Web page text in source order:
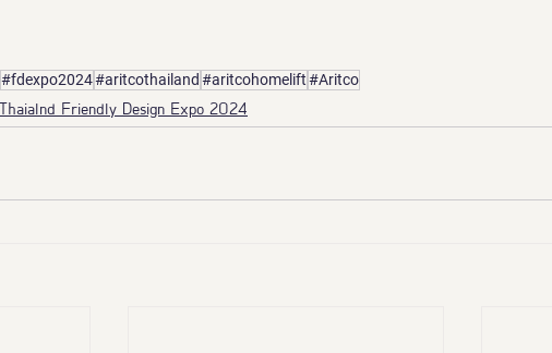
#fdexpo2024#aritcothailand #aritcohomelift#Aritco
Thaialnd Friendly Design Expo 2024